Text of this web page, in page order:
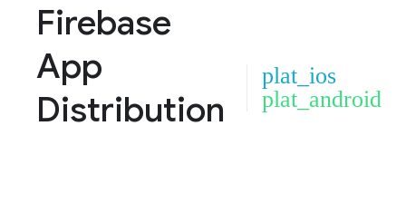
Firebase
App
Distribution
plat_ios
plat_android